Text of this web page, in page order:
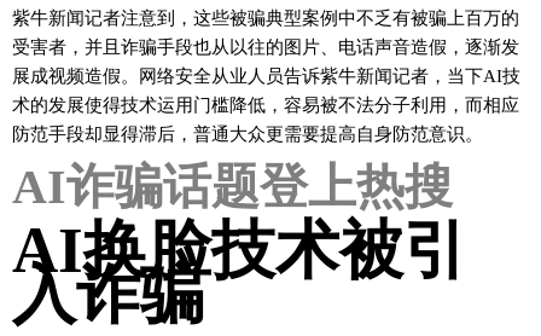
紫牛新闻记者注意到，这些被骗典型案例中不乏有被骗上百万的
受害者，并且诈骗手段也从以往的图片、电话声音造假，逐渐发
展成视频造假。网络安全从业人员告诉紫牛新闻记者，当下AI技
术的发展使得技术运用门槛降低，容易被不法分子利用，而相应
防范手段却显得滞后，普通大众更需要提高自身防范意识。
AI诈骗话题登上热搜
AI换脸技术被引
入诈骗